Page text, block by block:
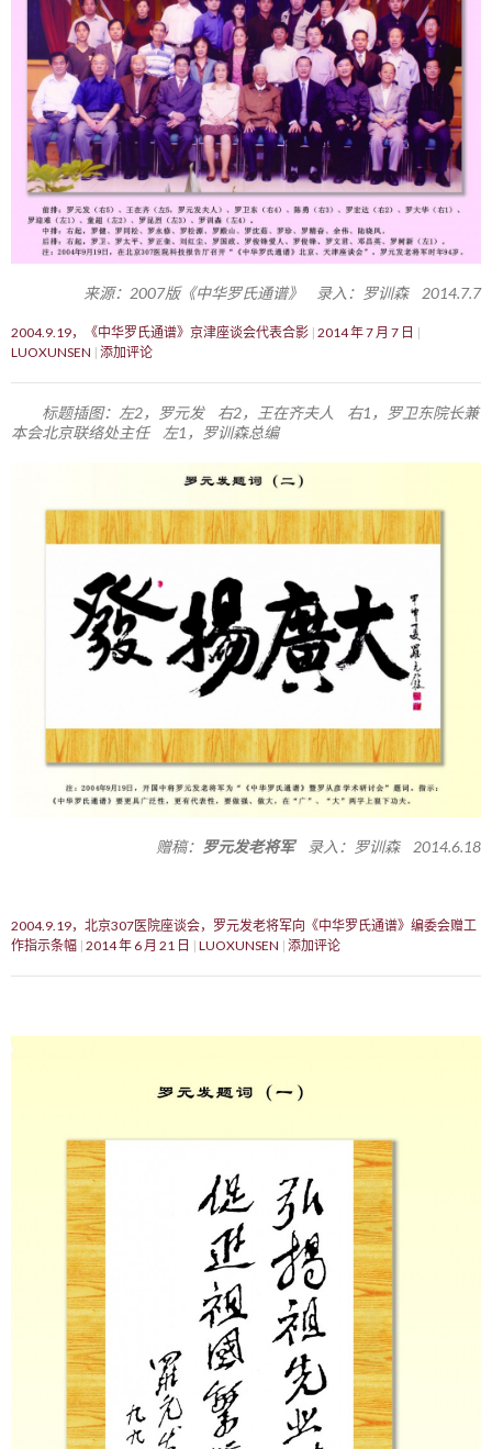
来源：2007版《中华罗氏通谱》 录入：罗训森 2014.7.7
2004.9.19，《中华罗氏通谱》京津座谈会代表合影 2014 年 7 月 7 日
LUOXUNSEN 添加评论
标题插图：左2，罗元发 右2，王在齐夫人 右1，罗卫东院长兼
本会北京联络处主任 左1，罗训森总编
赠稿： 罗元发老将军录入：罗训森 2014.6.18
2004.9.19，北京307医院座谈会，罗元发老将军向《中华罗氏通谱》编委会赠工
作指示条幅 2014 年 6 月 21 日 LUOXUNSEN 添加评论